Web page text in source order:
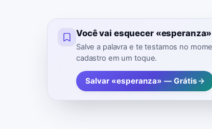
Você vai esquecer
Salve a palavra e te testamos no
cadastro em um toque.
Salvar «esperanza» — Grátis